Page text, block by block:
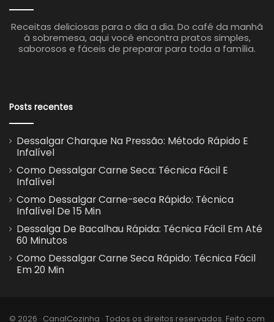
Receitas deliciosas para o dia a dia. Do café da manhã
à sobremesa, aqui você encontra pratos simples,
saborosos e fáceis de preparar para toda a família.
Posts recentes
Dessalgar Charque Na Pressão: Método Rápido E
Infalível
Como Dessalgar Carne Seca: Técnica Fácil E
Infalível
Como Dessalgar Carne-seca Rápido: Técnica
Infalível De 15 Min
Dessalga De Bacalhau Rápida: Técnica Fácil Em Até
60 Minutos
Como Dessalgar Carne Seca Rápido: Técnica Fácil
Em 20 Min
© 2026 · CanalCozinha · Todos os direitos reservados. Feito com